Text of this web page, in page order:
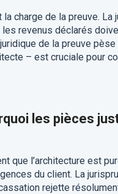
charge de la preuve. La
revenus déclarés
de la preuve
– est cruciale pour
les pièces
que l’architecture est
du client. La
rejette